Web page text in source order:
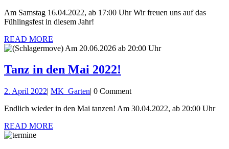
2022
Am Samstag 16.04.2022, ab 17:00 Uhr Wir freuen uns auf das
Fühlingsfest in diesem Jahr!
READ MORE
MORE
Tanz in den Mai 2022!
den
Mai
2. April 20222.
2022
| MK_GartenMK_Garten
| 0 Comment
Endlich wieder in den Mai tanzen! Am 30.04.2022, ab 20:00 Uhr
READ MORE